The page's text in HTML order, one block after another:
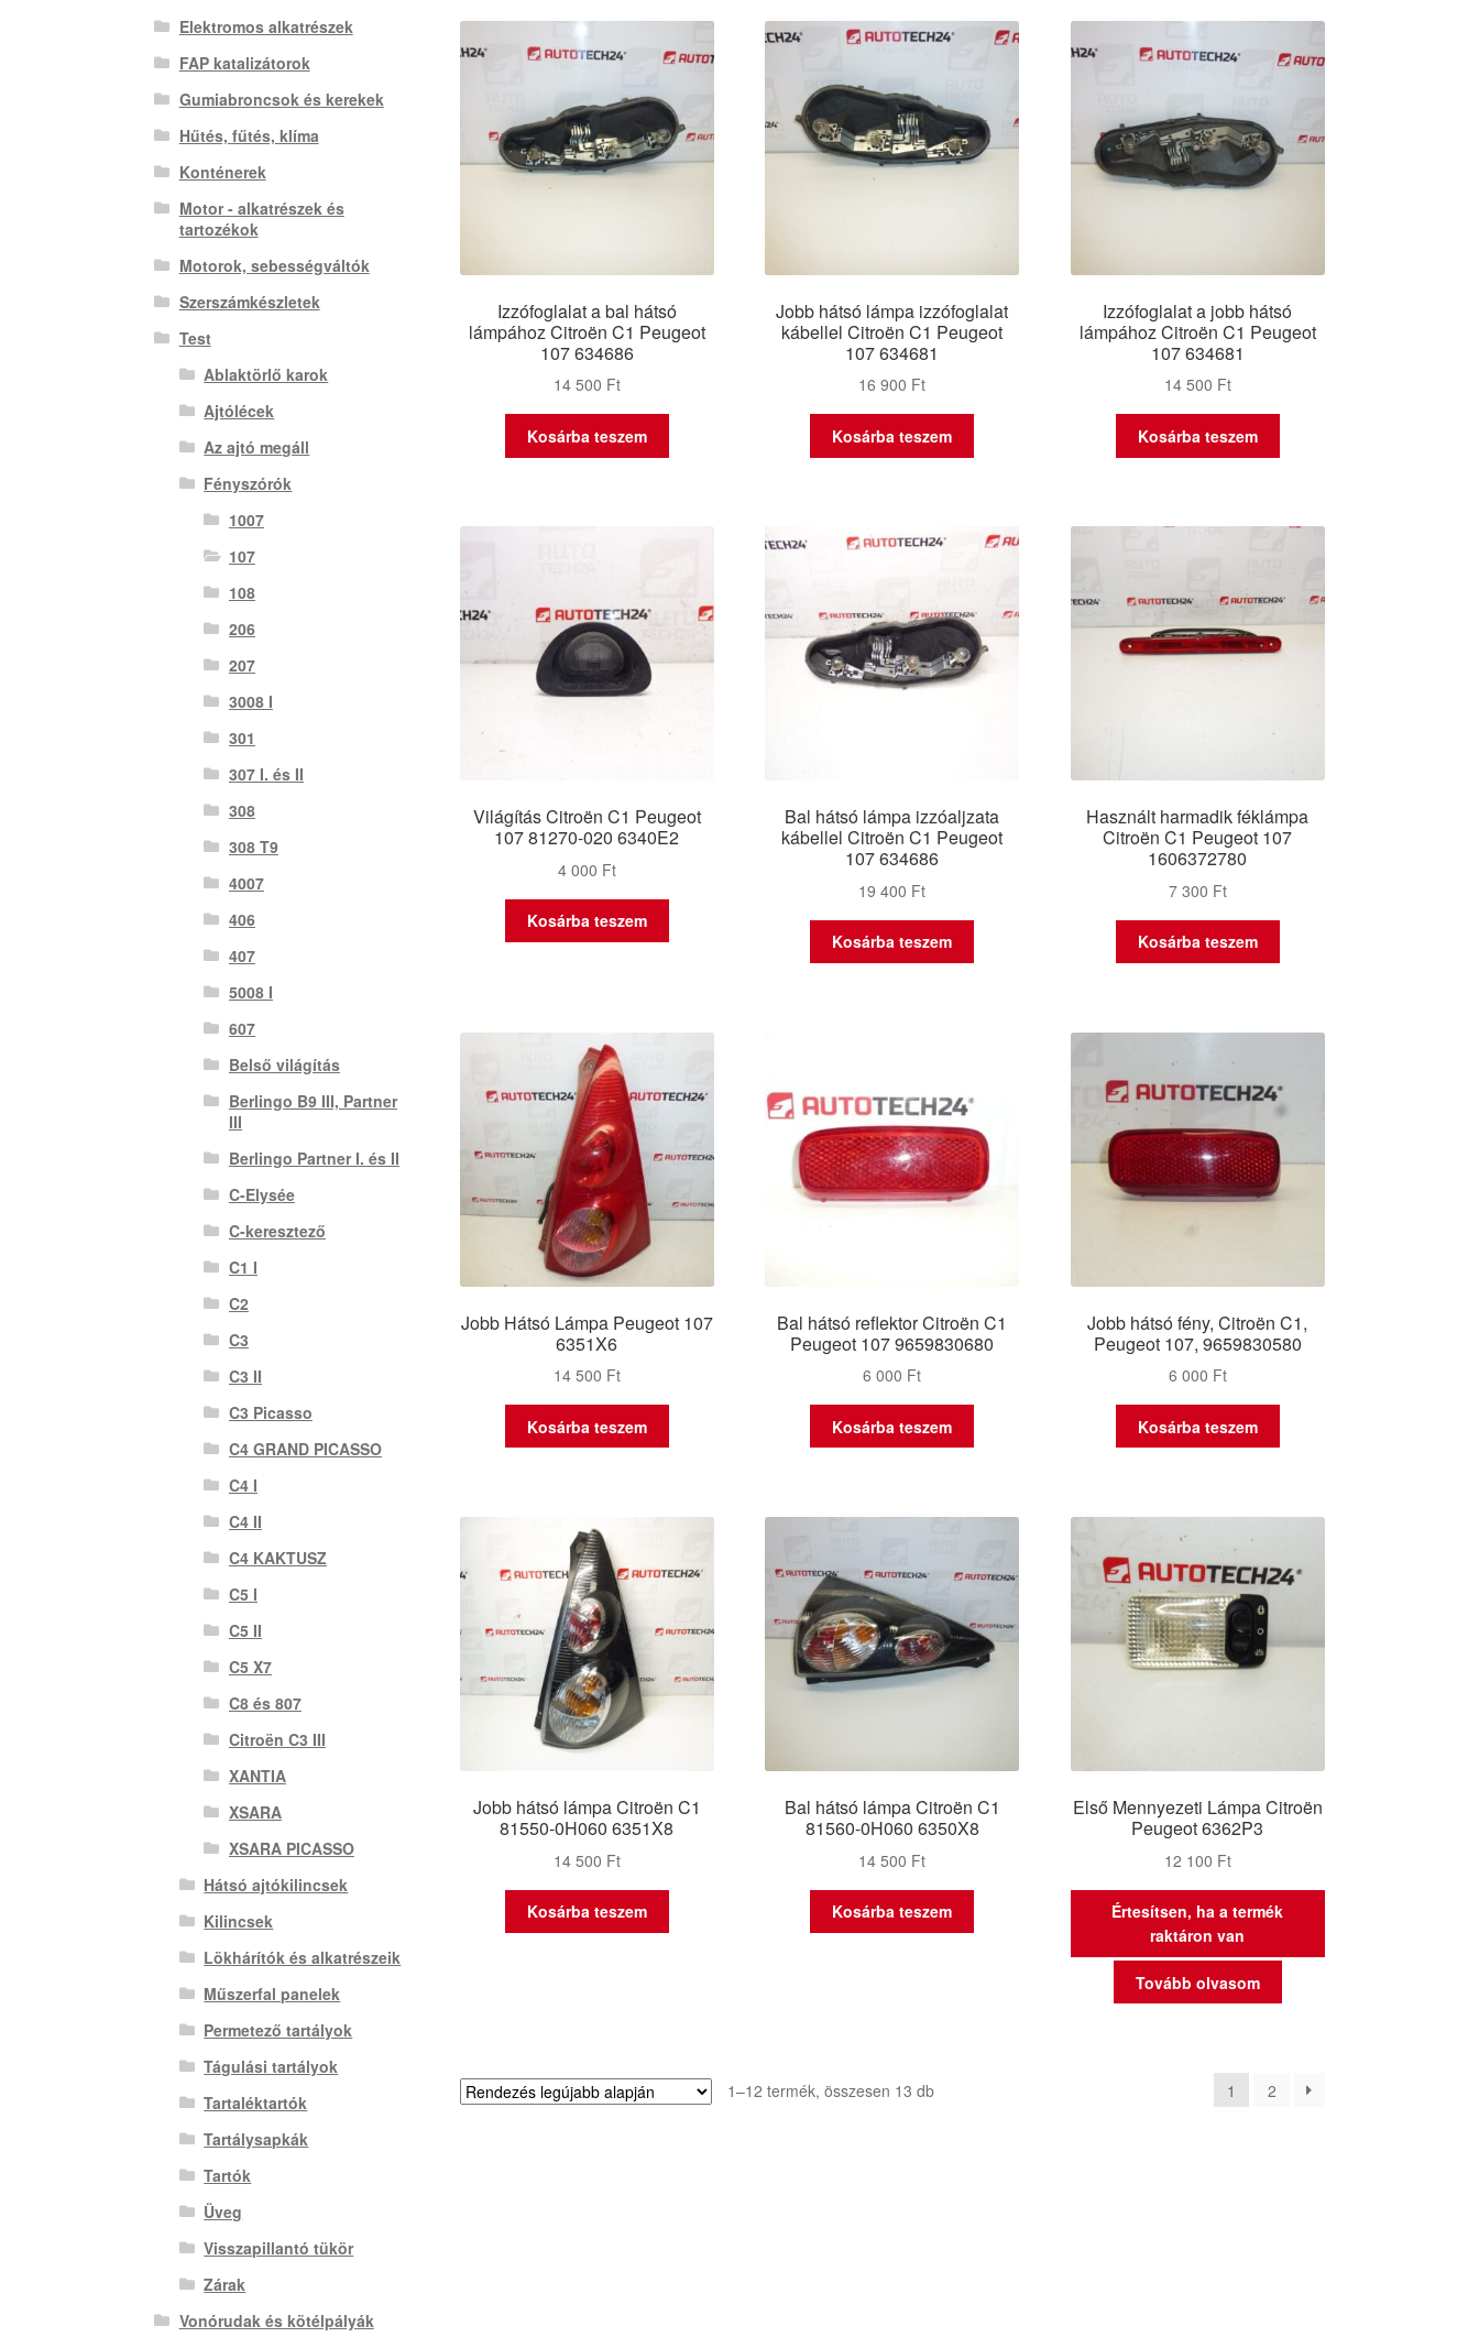
Izzófoglalat a bal hátsó
lámpához Citroën C1 Peugeot
107 634686
14 500 Ft
Kosárba teszem
Jobb hátsó lámpa izzófoglalat
kábellel Citroën C1 Peugeot
107 634681
16 900 Ft
Kosárba teszem
Izzófoglalat a jobb hátsó
lámpához Citroën C1 Peugeot
107 634681
14 500 Ft
Kosárba teszem
Világítás Citroën C1 Peugeot
107 81270-020 6340E2
4 000 Ft
Kosárba teszem
Bal hátsó lámpa izzóaljzata
kábellel Citroën C1 Peugeot
107 634686
19 400 Ft
Kosárba teszem
Használt harmadik féklámpa
Citroën C1 Peugeot 107
1606372780
7 300 Ft
Kosárba teszem
Jobb Hátsó Lámpa Peugeot 107
6351X6
14 500 Ft
Kosárba teszem
Bal hátsó reflektor Citroën C1
Peugeot 107 9659830680
6 000 Ft
Kosárba teszem
Jobb hátsó fény, Citroën C1,
Peugeot 107, 9659830580
6 000 Ft
Kosárba teszem
Jobb hátsó lámpa Citroën C1
81550-0H060 6351X8
14 500 Ft
Kosárba teszem
Bal hátsó lámpa Citroën C1
81560-0H060 6350X8
14 500 Ft
Kosárba teszem
Első Mennyezeti Lámpa Citroën
Peugeot 6362P3
12 100 Ft
Értesítsen, ha a termék
raktáron van
Tovább olvasom
1–12 termék, összesen 13 dbSorted
1 2
Elektromos alkatrészek
FAP katalizátorok
Gumiabroncsok és kerekek
Hűtés, fűtés, klíma
Konténerek
Motor - alkatrészek és
tartozékok
Motorok, sebességváltók
Szerszámkészletek
Test
Ablaktörlő karok
Ajtólécek
Az ajtó megáll
Fényszórók
1007
107
108
206
207
3008 I
301
307 I. és II
308
308 T9
4007
406
407
5008 I
607
Belső világítás
Berlingo B9 III, Partner
III
Berlingo Partner I. és II
C-Elysée
C-keresztező
C1 I
C2
C3
C3 II
C3 Picasso
C4 GRAND PICASSO
C4 I
C4 II
C4 KAKTUSZ
C5 I
C5 II
C5 X7
C8 és 807
Citroën C3 III
XANTIA
XSARA
XSARA PICASSO
Hátsó ajtókilincsek
Kilincsek
Lökhárítók és alkatrészeik
Műszerfal panelek
Permetező tartályok
Tágulási tartályok
Tartaléktartók
Tartálysapkák
Tartók
Üveg
Visszapillantó tükör
Zárak
Vonórudak és kötélpályák